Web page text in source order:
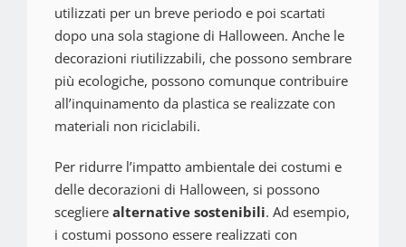
utilizzati per un breve periodo e poi scartati
dopo una sola stagione di Halloween. Anche le
decorazioni riutilizzabili, che possono sembrare
più ecologiche, possono comunque contribuire
all’inquinamento da plastica se realizzate con
materiali non riciclabili.
Per ridurre l’impatto ambientale dei costumi e
delle decorazioni di Halloween, si possono
scegliere alternative sostenibili. Ad esempio,
i costumi possono essere realizzati con